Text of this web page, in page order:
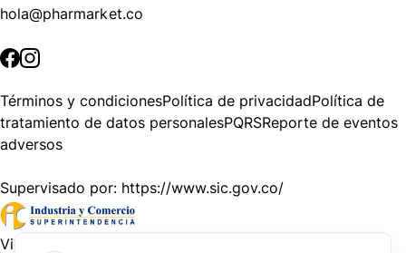
hola@pharmarket.co
Términos y condicionesPolítica de privacidadPolítica de
tratamiento de datos personalesPQRSReporte de eventos
adversos
Supervisado por: https://www.sic.gov.co/
Vigilado por: